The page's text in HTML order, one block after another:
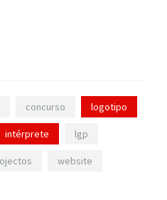
concurso logotipo
intérprete lgp
website